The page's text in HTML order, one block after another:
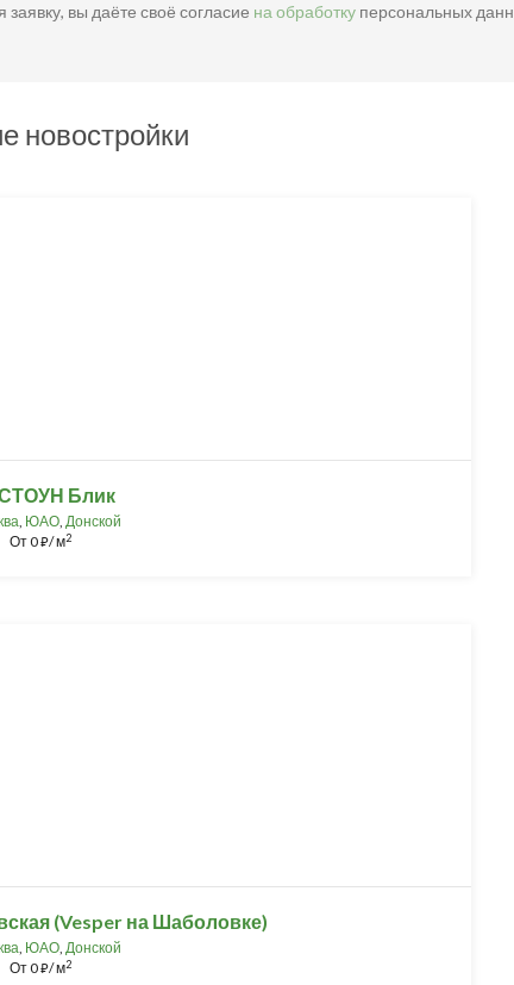
заявку, вы даёте своё согласие на обработкуперсональных
новостройки
Блик
, ЮАО, Донской
От0⃏/ м2
(Vesper на Шаболовке)
, ЮАО, Донской
От0⃏/ м2